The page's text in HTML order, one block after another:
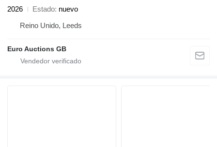
2026
Estado nuevo
Reino Unido, Leeds
Euro Auctions GB